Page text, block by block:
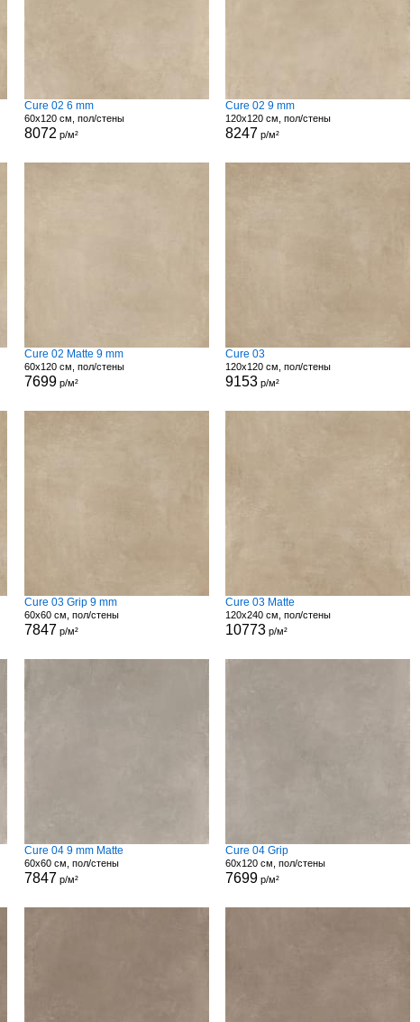
Cure 02 6 mm
60x120 см, пол/стены
8072 р/м²
Cure 02 9 mm
120x120 см, пол/стены
8247 р/м²
Cure 02 Matte 9 mm
60x120 см, пол/стены
7699р/м²
Cure 03
120x120 см, пол/стены
9153 р/м²
Cure 03 Grip 9 mm
60x60 см, пол/стены
7847 р/м²
Cure 03 Matte
120x240 см, пол/стены
10773 р/м²
Cure 04 9 mm Matte
60x60 см, пол/стены
7847 р/м²
Cure 04 Grip
60x120 см, пол/стены
7699 р/м²